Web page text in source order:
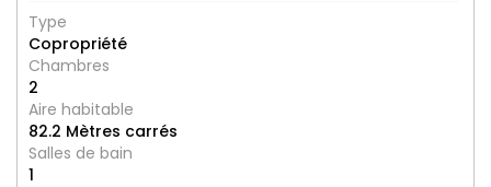
Type
Copropriété
Chambres
2
Aire habitable
82.2 Mètres carrés
Salles de bain
1